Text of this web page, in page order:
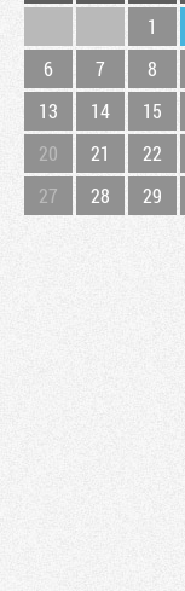
1
6
7 8
13
14 15
20
21 22
27
28 29